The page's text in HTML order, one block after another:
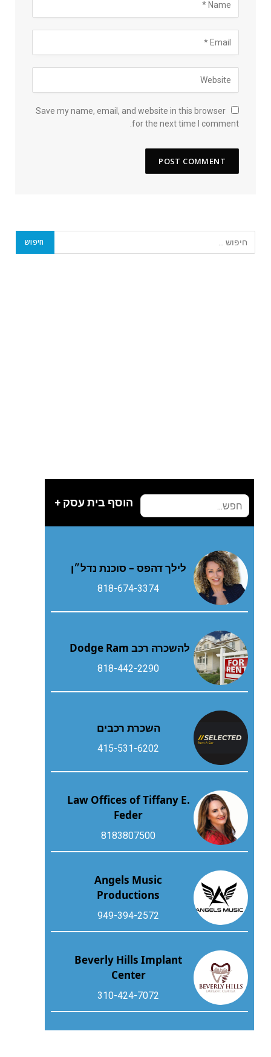
Save my name, email, and website in this browser
for the next time I comment.
הוסף בית עסק +
לילך דהפס – סוכנת נדל״ן
818-674-3374
להשכרה רכב Dodge Ram
818-442-2290
השכרת רכבים
415-531-6202
Law Offices of Tiffany E.
Feder
8183807500
Angels Music
Productions
949-394-2572
Beverly Hills Implant
Center
310-424-7072